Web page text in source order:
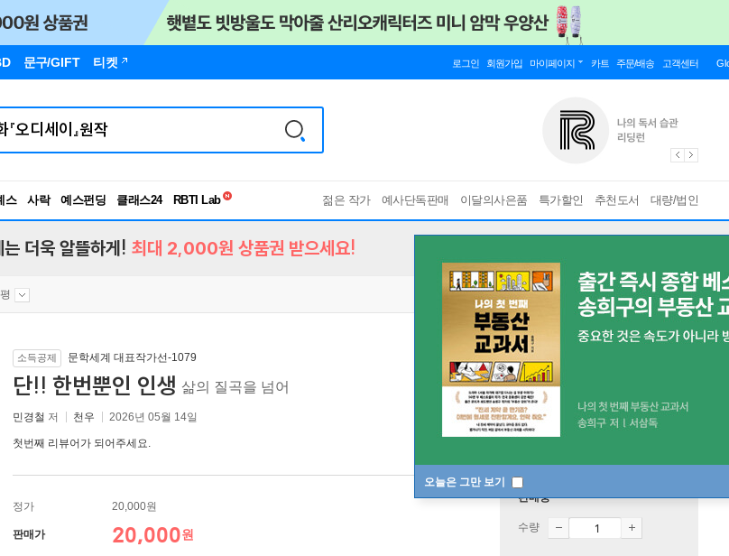
문구/GIFT 티켓 로그인 회원가입 마이페이지 카트 주문/배송 고객센터
스 사락 예스펀딩 클래스24
독서유형검사
젊은 작가 예사단독판매 이달의사은품 특가할인 추천도서 대량/법인
오늘은 그만 보기
더욱 알뜰하게! 최대 2,000원 상품권 받으세요!
소득공제 문학세계 대표작가선-1079
단!! 한번뿐인 인생 삶의 질곡을 넘어
민경철 저 천우 2026년 05월 14일
첫번째 리뷰어가 되어주세요.
정가 20,000원
판매가 20,000원
판매중
수량